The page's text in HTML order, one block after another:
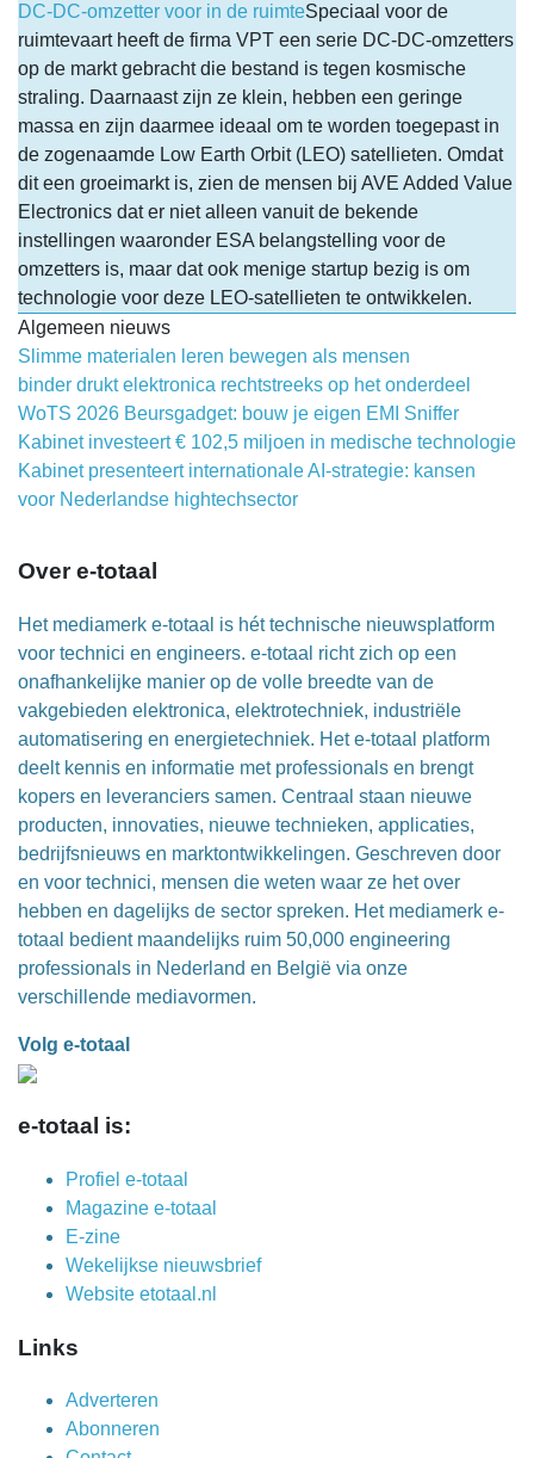
DC-DC-omzetter voor in de ruimteSpeciaal voor de
ruimtevaart heeft de firma VPT een serie DC-DC-omzetters
op de markt gebracht die bestand is tegen kosmische
straling. Daarnaast zijn ze klein, hebben een geringe
massa en zijn daarmee ideaal om te worden toegepast in
de zogenaamde Low Earth Orbit (LEO) satellieten. Omdat
dit een groeimarkt is, zien de mensen bij AVE Added Value
Electronics dat er niet alleen vanuit de bekende
instellingen waaronder ESA belangstelling voor de
omzetters is, maar dat ook menige startup bezig is om
technologie voor deze LEO-satellieten te ontwikkelen.
Algemeen nieuws
Slimme materialen leren bewegen als mensen
binder drukt elektronica rechtstreeks op het onderdeel
WoTS 2026 Beursgadget: bouw je eigen EMI Sniffer
Kabinet investeert € 102,5 miljoen in medische technologie
Kabinet presenteert internationale AI-strategie: kansen
voor Nederlandse hightechsector
Over e-totaal
Het mediamerk e-totaal is hét technische nieuwsplatform
voor technici en engineers. e-totaal richt zich op een
onafhankelijke manier op de volle breedte van de
vakgebieden elektronica, elektrotechniek, industriële
automatisering en energietechniek. Het e-totaal platform
deelt kennis en informatie met professionals en brengt
kopers en leveranciers samen. Centraal staan nieuwe
producten, innovaties, nieuwe technieken, applicaties,
bedrijfsnieuws en marktontwikkelingen. Geschreven door
en voor technici, mensen die weten waar ze het over
hebben en dagelijks de sector spreken. Het mediamerk e-
totaal bedient maandelijks ruim 50,000 engineering
professionals in Nederland en België via onze
verschillende mediavormen.
Volg e-totaal
e-totaal is:
Profiel e-totaal
Magazine e-totaal
E-zine
Wekelijkse nieuwsbrief
Website etotaal.nl
Links
Adverteren
Abonneren